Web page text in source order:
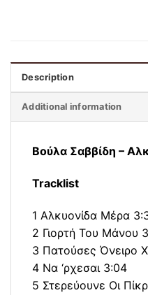
Description
Additional information
Βούλα Σαββίδη ‎–
Tracklist
1 Αλκυονίδα Μέρα
2 Γιορτή Του Μάνου
3 Πατούσες Όνειρο
4 Να ‘ρχεσαι 3:04
5 Στερεύουνε Οι